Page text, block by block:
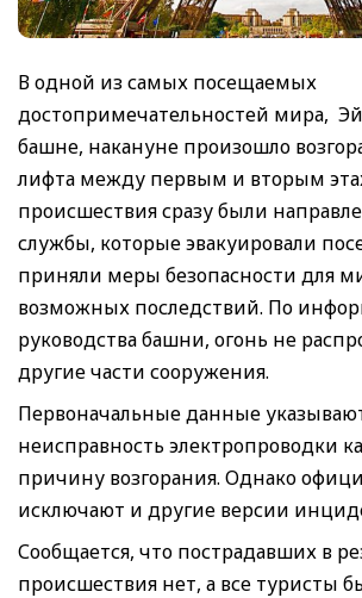
В одной из самых посещаемых
достопримечательностей мира,
башне, накануне произошло
лифта между первым и вторым
происшествия сразу были
службы, которые эвакуировали
приняли меры безопасности для
возможных последствий. По
руководства башни, огонь не
другие части сооружения.
Первоначальные данные
неисправность электропроводки
причину возгорания. Однако
исключают и другие версии
Сообщается, что пострадавших в
происшествия нет, а все туристы